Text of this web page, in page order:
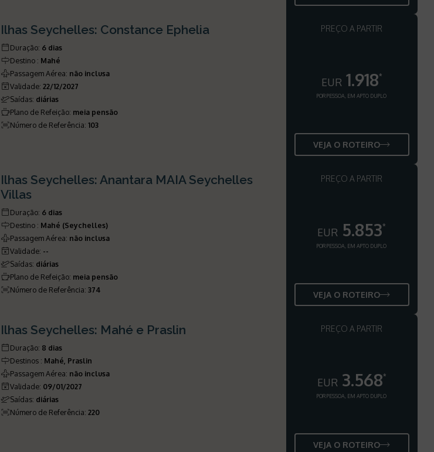
Ilhas Seychelles: Constance Ephelia
Duração: 6 dias
Destino : Mahé
Passagem Aérea: não inclusa
Validade:22/12/2027
Saídas: diárias
Plano de Refeição: meia pensão
Número de Referência:103
PREÇO A PARTIR
EUR 1.918*
POR PESSOA, EM APTO DUPLO
VEJA O ROTEIRO
Ilhas Seychelles: Anantara MAIA Seychelles
Villas
Duração: 6 dias
Destino : Mahé (Seychelles)
Passagem Aérea: não inclusa
Validade: --
Saídas: diárias
Plano de Refeição: meia pensão
Número de Referência:374
PREÇO A PARTIR
EUR 5.853*
POR PESSOA, EM APTO DUPLO
VEJA O ROTEIRO
Ilhas Seychelles: Mahé e Praslin
Duração: 8 dias
Destinos : Mahé, Praslin
Passagem Aérea: não inclusa
Validade: 09/01/2027
Saídas: diárias
Número de Referência:220
PREÇO A PARTIR
EUR 3.568*
POR PESSOA, EM APTO DUPLO
VEJA O ROTEIRO